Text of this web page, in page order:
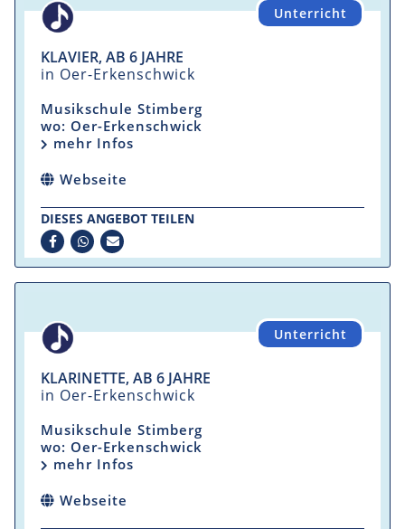
Unterricht
KLAVIER, AB 6 JAHRE
in Oer-Erkenschwick
Musikschule Stimberg
wo: Oer-Erkenschwick
mehr Infos
Webseite
DIESES ANGEBOT TEILEN
Unterricht
KLARINETTE, AB 6 JAHRE
in Oer-Erkenschwick
Musikschule Stimberg
wo: Oer-Erkenschwick
mehr Infos
Webseite